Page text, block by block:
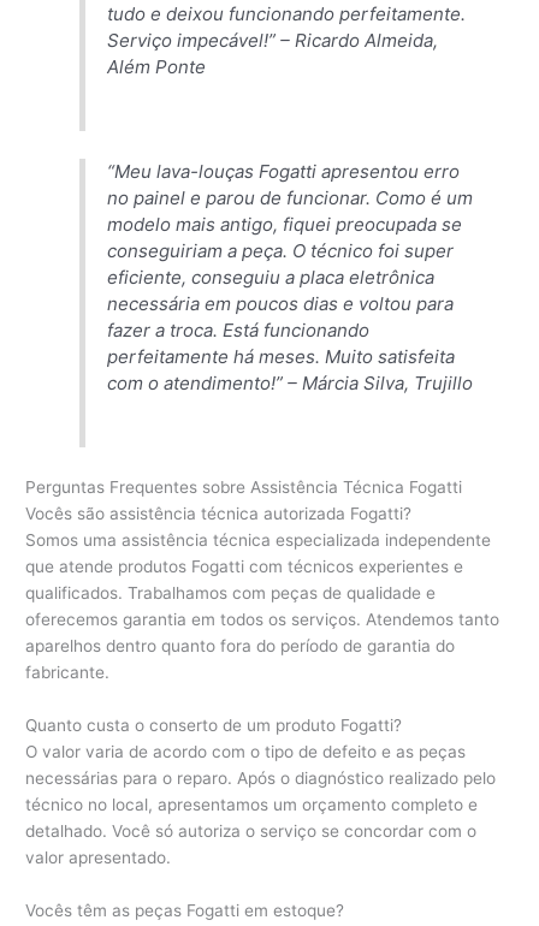
tudo e deixou funcionando perfeitamente.
Serviço impecável!” –Ricardo Almeida,
Além Ponte
“Meu lava-louças Fogatti apresentou erro
no painel e parou de funcionar. Como é um
modelo mais antigo, fiquei preocupada se
conseguiriam a peça. O técnico foi super
eficiente, conseguiu a placa eletrônica
necessária em poucos dias e voltou para
fazer a troca. Está funcionando
perfeitamente há meses. Muito satisfeita
com o atendimento!” – Márcia Silva, Trujillo
Perguntas Frequentes sobre Assistência Técnica Fogatti
Vocês são assistência técnica autorizada Fogatti?
Somos uma assistência técnica especializada independente
que atende produtos Fogatti com técnicos experientes e
qualificados. Trabalhamos com peças de qualidade e
oferecemos garantia em todos os serviços. Atendemos tanto
aparelhos dentro quanto fora do período de garantia do
fabricante.
Quanto custa o conserto de um produto Fogatti?
O valor varia de acordo com o tipo de defeito e as peças
necessárias para o reparo. Após o diagnóstico realizado pelo
técnico no local, apresentamos um orçamento completo e
detalhado. Você só autoriza o serviço se concordar com o
valor apresentado.
Vocês têm as peças Fogatti em estoque?